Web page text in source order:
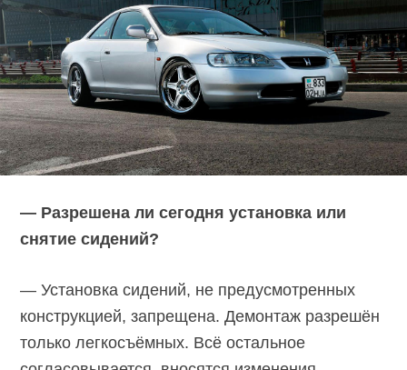
— Разрешена ли сегодня установка или
снятие сидений?
— Установка сидений, не предусмотренных
конструкцией, запрещена. Демонтаж разрешён
только легкосъёмных. Всё остальное